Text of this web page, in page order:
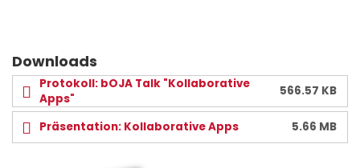
Downloads
Protokoll: bOJA Talk "Kollaborative
Apps"
566.57 KB
Präsentation: Kollaborative Apps 5.66 MB